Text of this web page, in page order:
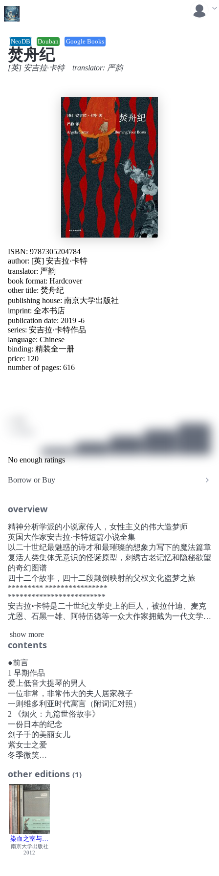
焚舟纪
NeoDB Douban Google Books
ISBN: 9787305204784
author: [英] 安吉拉·卡特
translator: 严韵
book format: Hardcover
other title: 焚舟纪
publishing house: 南京大学出版社
imprint: 全本书店
publication date: 2019 -6
series: 安吉拉·卡特作品
language: Chinese
binding: 精装全一册
price: 120
number of pages: 616
No enough ratings
Borrow or Buy
[英] 安吉拉·卡特 translator: 严韵
overview
精神分析学派的小说家传人，女性主义的伟大造梦师
英国大作家安吉拉·卡特短篇小说全集
以二十世纪最魅惑的诗才和最璀璨的想象力写下的魔法篇章
复活人类集体无意识的怪诞原型，刺绣古老记忆和隐秘欲望
的奇幻图谱
四十二个故事，四十二段颠倒映射的父权文化盗梦之旅
********* ****************
*************************
安吉拉•卡特是二十世纪文学史上的巨人，被拉什迪、麦克
尤恩、石黑一雄、阿特伍德等一众大作家拥戴为一代文学教
包括曾经出版过的四个集子《烟火》、《染血之室》、《黑
色维纳斯》、《美国鬼魂与旧世界奇观》和六篇未曾结集作
品。
这些短篇多以神话、民间故事、文学经典为蓝本，文学女巫
卡特以精神分析学原理透视和拆解这些全人类的文化遗产，
在旧世界的意识元件中植入女性主义观点，重装新世界的神
话和传奇，构筑起与整个父权文化的神话和传说体系相抗衡
的“神话重塑工程”，成为幻想文学和女性主义的伟大经典，
产生了广泛而深远的社会影响。
有评论说安吉拉•卡特至少改变了好莱坞十分之一的产业形
貌。此言非虚，新版《美女与野兽》不仅从情节和细节上表
达着对卡特的致意，甚至片中女巫的扮演者正是纪录片《安
吉拉•卡特》中卡特的扮演者。在整部《焚舟纪》里，惊才
绝艳的文字和奇情耸动的故事铺展如同盛大的幻术，演绎着
对于父权文化的四十二重“盗梦空间”。
*************************
*************************
我重复，安吉拉•卡特是一个伟大的作家。许多同行和迷恋
她的读者都明白她的珍稀之处，是这个星球上真正绝无仅有
的存在。她应当被安放在我们时代的文学之中央，正中央。
她最精彩的作品是她的短篇小说集。
——拉什迪
show more
contents
●前言
1 早期作品
爱上低音大提琴的男人
一位非常，非常伟大的夫人居家教子
一则维多利亚时代寓言（附词汇对照）
2 《烟火：九篇世俗故事》
一份日本的纪念
刽子手的美丽女儿
紫女士之爱
冬季微笑
肉体与镜
主人
倒影
自由杀手挽歌
3 《染血之室与其他故事》
染血之室
师先生的恋曲
老虎新娘
other editions (1)
染血之室与其他故事
南京大学出版社
2012